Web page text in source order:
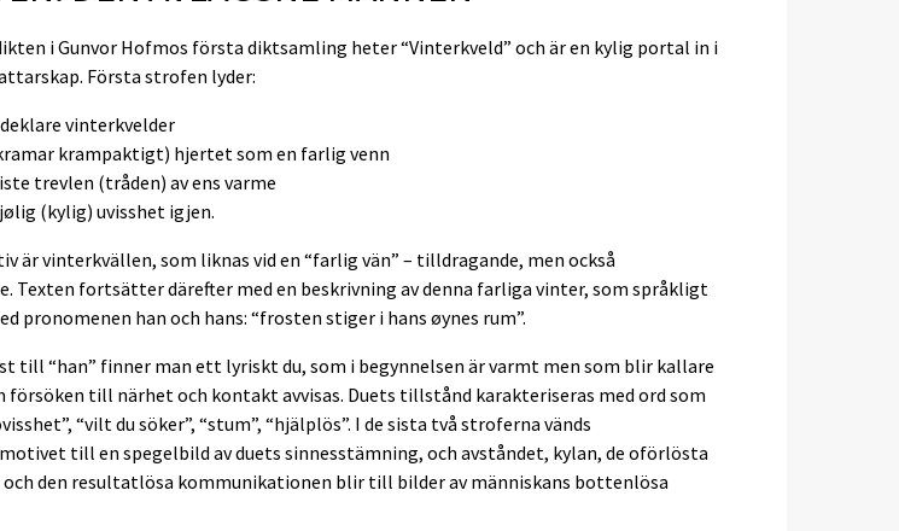
i Gunvor Hofmos första diktsamling heter “Vinterkveld” och är en kylig portal in i
Första strofen lyder:
vinterkvelder
krampaktigt) hjertet som en farlig venn
trevlen (tråden) av ens varme
(kylig) uvisshet igjen.
är vinterkvällen, som liknas vid en “farlig vän” – tilldragande, men också
Texten fortsätter därefter med en beskrivning av denna farliga vinter, som språkligt
pronomenen han och hans: “frosten stiger i hans øynes rum”.
till “han” finner man ett lyriskt du, som i begynnelsen är varmt men som blir kallare
till närhet och kontakt avvisas. Duets tillstånd karakteriseras med ord som
“vilt du söker”, “stum”, “hjälplös”. I de sista två stroferna vänds
till en spegelbild av duets sinnesstämning, och avståndet, kylan, de oförlösta
den resultatlösa kommunikationen blir till bilder av människans bottenlösa